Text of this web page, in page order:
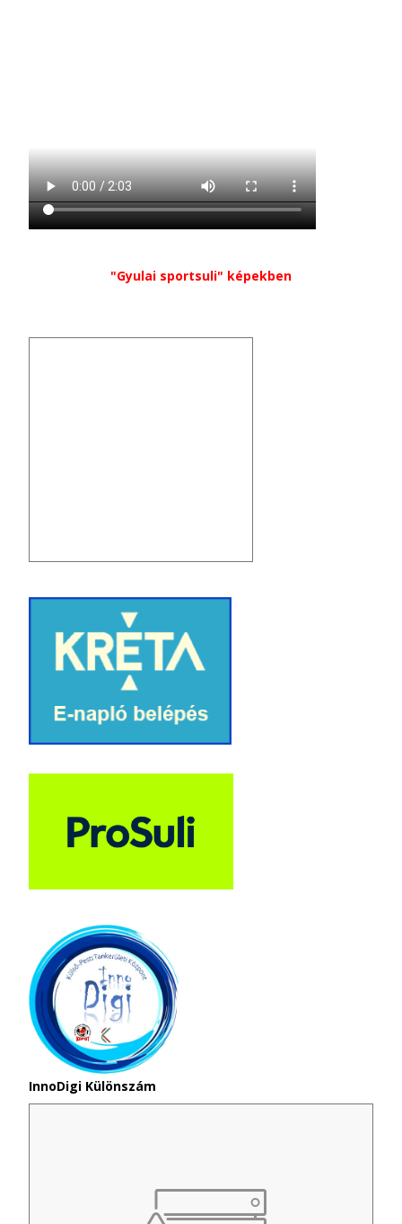
"Gyulai sportsuli" képekben
InnoDigi Különszám